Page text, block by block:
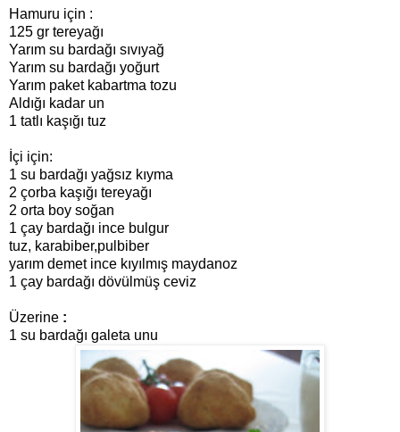
Hamuru için :
125 gr tereyağı
Yarım su bardağı sıvıyağ
Yarım su bardağı yoğurt
Yarım paket kabartma tozu
Aldığı kadar un
1 tatlı kaşığı tuz
İçi için:
1 su bardağı yağsız kıyma
2 çorba kaşığı tereyağı
2 orta boy soğan
1 çay bardağı ince bulgur
tuz, karabiber,pulbiber
yarım demet ince kıyılmış maydanoz
1 çay bardağı dövülmüş ceviz
Üzerine :
1 su bardağı galeta unu